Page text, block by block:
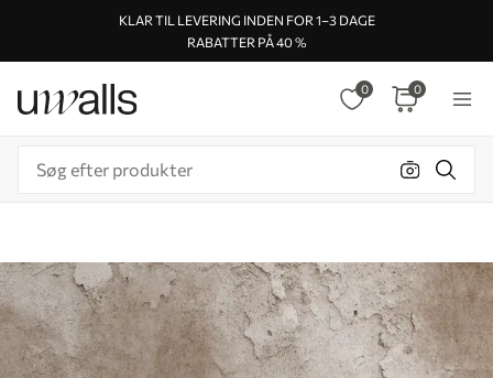
KLAR TIL LEVERING INDEN FOR 1–3 DAGE
RABATTER PÅ 40 %
0 0